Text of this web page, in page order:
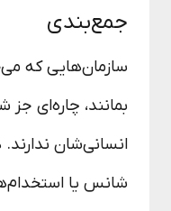
جمع‌بندی
سازمان‌هایی که
بمانند، چاره‌ای
انسانی‌شان ندارند.
شانس یا